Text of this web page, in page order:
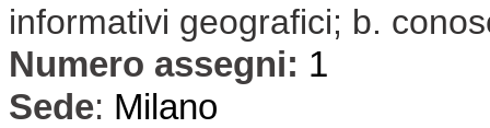
informativi geografici; b.
Numero assegni: 1
Sede: Milano